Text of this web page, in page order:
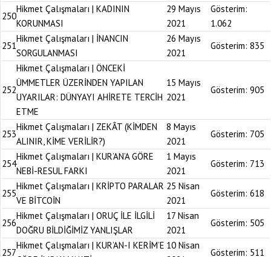
250
Hikmet Çalışmaları | KADININ
KORUNMASI
29 Mayıs
2021
Gösterim:
1.062
251
Hikmet Çalışmaları | İNANCIN
SORGULANMASI
26 Mayıs
2021
Gösterim: 835
252
Hikmet Çalışmaları | ÖNCEKİ
ÜMMETLER ÜZERİNDEN YAPILAN
UYARILAR: DÜNYAYI AHİRETE TERCİH
ETME
15 Mayıs
2021
Gösterim: 905
253
Hikmet Çalışmaları | ZEKÂT (KİMDEN
ALINIR, KİME VERİLİR?)
8 Mayıs
2021
Gösterim: 705
254
Hikmet Çalışmaları | KUR’AN’A GÖRE
NEBİ-RESUL FARKI
1 Mayıs
2021
Gösterim: 713
255
Hikmet Çalışmaları | KRİPTO PARALAR
VE BİTCOİN
25 Nisan
2021
Gösterim: 618
256
Hikmet Çalışmaları | ORUÇ İLE İLGİLİ
DOĞRU BİLDİĞİMİZ YANLIŞLAR
17 Nisan
2021
Gösterim: 505
257
Hikmet Çalışmaları | KUR’AN-I KERİM’E 10 Nisan
Gösterim: 511